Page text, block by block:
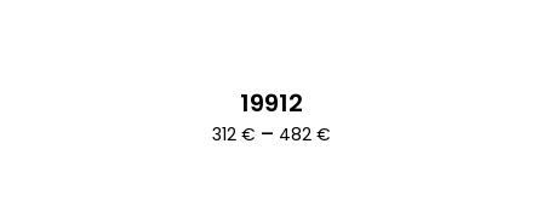
19912
312 € – 482 €Ártartomány: